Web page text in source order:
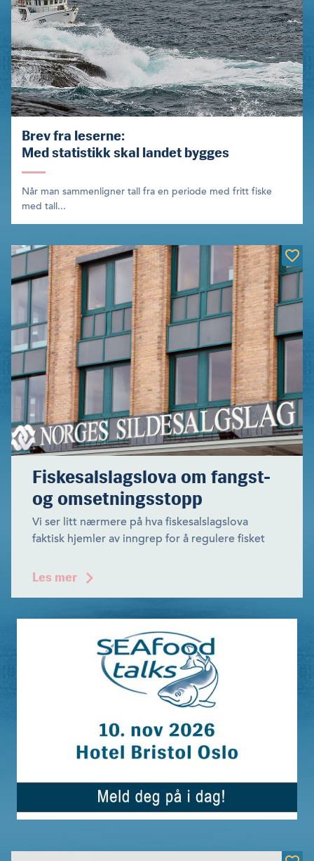
Brev fra leserne:
Med statistikk skal landet bygges
Når man sammenligner tall fra en periode med fritt fiske
med tall...
Fiskesalslagslova om fangst-
og omsetningsstopp
Vi ser litt nærmere på hva fiskesalslagslova
faktisk hjemler av inngrep for å regulere fisket
Les mer